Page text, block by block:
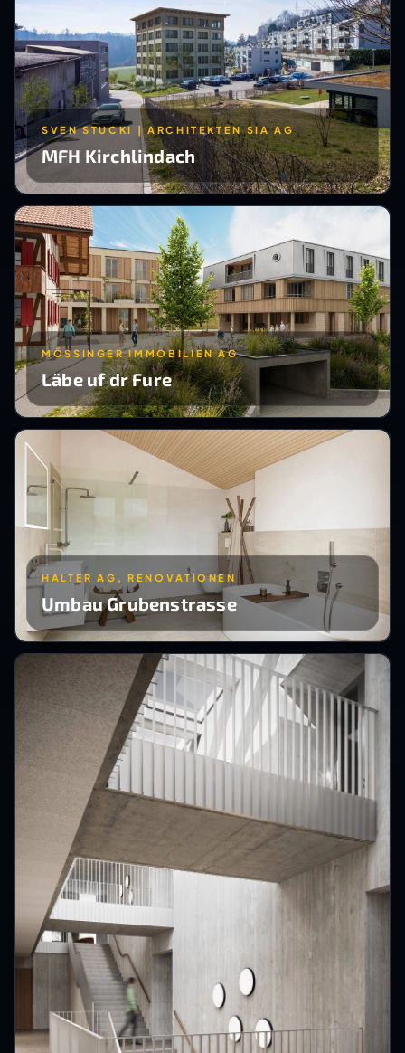
SVEN STUCKI | ARCHITEKTEN SIA AG
MFH Kirchlindach
MÖSSINGER IMMOBILIEN AG
Läbe uf dr Fure
HALTER AG, RENOVATIONEN
Umbau Grubenstrasse